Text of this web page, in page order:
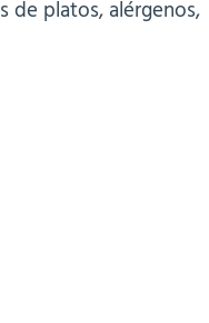
de platos, alérgenos,